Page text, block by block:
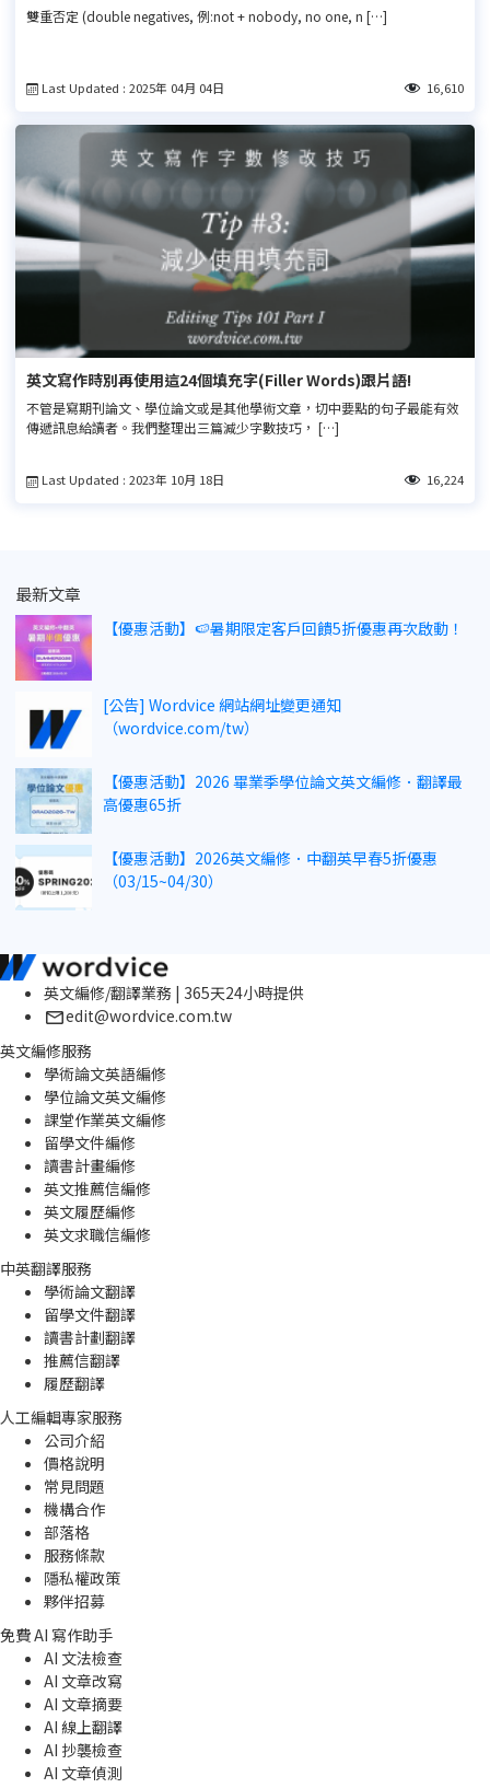
雙重否定 (double negatives, 例:not + nobody, no one, n […]
Last Updated : 2025年 04月 04日 16,610
英文寫作時別再使用這24個填充字(Filler Words)跟片語!
不管是寫期刊論文、學位論文或是其他學術文章，切中要點的句子最能有效
傳遞訊息給讀者。我們整理出三篇減少字數技巧， […]
Last Updated : 2023年 10月 18日 16,224
最新文章
【優惠活動】🍉暑期限定客戶回饋5折優惠再次啟動！
[公告] Wordvice 網站網址變更通知
（wordvice.com/tw）
【優惠活動】2026 畢業季學位論文英文編修．翻譯最
高優惠65折
【優惠活動】2026英文編修．中翻英早春5折優惠
（03/15~04/30）
英文編修/翻譯業務 | 365天24小時提供
edit@wordvice.com.tw
英文編修服務
學術論文英語編修
學位論文英文編修
課堂作業英文編修
留學文件編修
讀書計畫編修
英文推薦信編修
英文履歷編修
英文求職信編修
中英翻譯服務
學術論文翻譯
留學文件翻譯
讀書計劃翻譯
推薦信翻譯
履歷翻譯
人工編輯專家服務
公司介紹
價格說明
常見問題
機構合作
部落格
服務條款
隱私權政策
夥伴招募
免費 AI 寫作助手
AI 文法檢查
AI 文章改寫
AI 文章摘要
AI 線上翻譯
AI 抄襲檢查
AI 文章偵測